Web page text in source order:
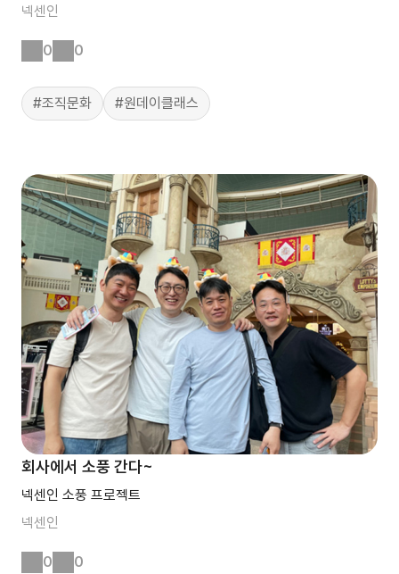
넥센인
0 0
#조직문화 #원데이클래스
회사에서 소풍 간다~
넥센인 소풍 프로젝트
넥센인
0 0